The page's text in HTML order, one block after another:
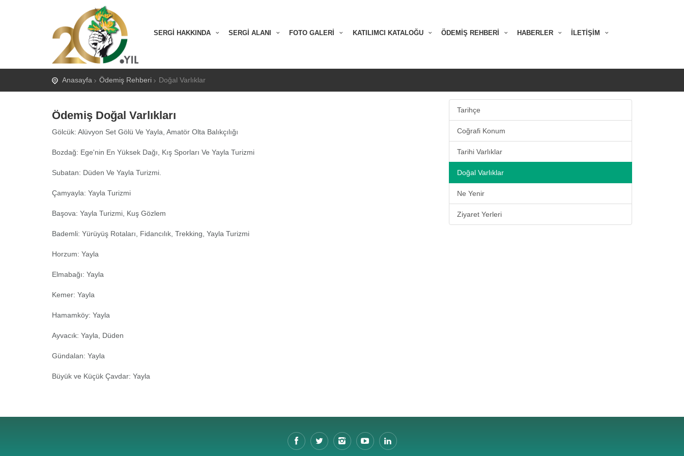
SERGİ HAKKINDA SERGİ ALANI FOTO GALERİ KATILIMCI KATALOĞU ÖDEMİŞ REHBERİ HABERLER İLETİŞİM
Anasayfa Ödemiş Rehberi Doğal Varlıklar
Ödemiş Doğal Varlıkları
Gölcük: Alüvyon Set Gölü Ve Yayla, Amatör Olta Balıkçılığı
Bozdağ: Ege'nin En Yüksek Dağı, Kış Sporları Ve Yayla Turizmi
Subatan: Düden Ve Yayla Turizmi.
Çamyayla: Yayla Turizmi
Başova: Yayla Turizmi, Kuş Gözlem
Bademli: Yürüyüş Rotaları, Fidancılık, Trekking, Yayla Turizmi
Horzum: Yayla
Elmabağı: Yayla
Kemer: Yayla
Hamamköy: Yayla
Ayvacık: Yayla, Düden
Gündalan: Yayla
Büyük ve Küçük Çavdar: Yayla
Tarihçe
Coğrafi Konum
Tarihi Varlıklar
Doğal Varlıklar
Ne Yenir
Ziyaret Yerleri